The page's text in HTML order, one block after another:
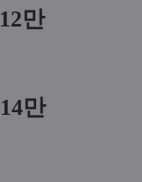
12만
14만